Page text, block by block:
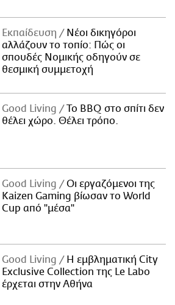
Εκπαίδευση
Νέοι δικηγόροι
αλλάζουν το τοπίο: Πώς οι
σπουδές Νομικής οδηγούν σε
θεσμική συμμετοχή
Good Living
Το BBQ στο σπίτι δεν
θέλει χώρο. Θέλει τρόπο.
Good Living
Οι εργαζόμενοι της
Kaizen Gaming βίωσαν το World
Cup από "μέσα"
Good Living
Η εμβληματική City
Exclusive Collection της Le Labo
έρχεται στην Αθήνα